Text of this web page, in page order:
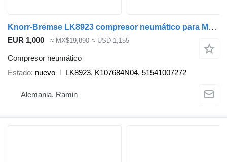
Knorr-Bremse LK8923 compresor neumático para MAN TGX TGS cabeza tractora
EUR 1,000 ≈ MX$19,890 ≈ USD 1,155
Compresor neumático
Estado nuevo LK8923, K107684N04, 51541007272
Alemania, Ramin